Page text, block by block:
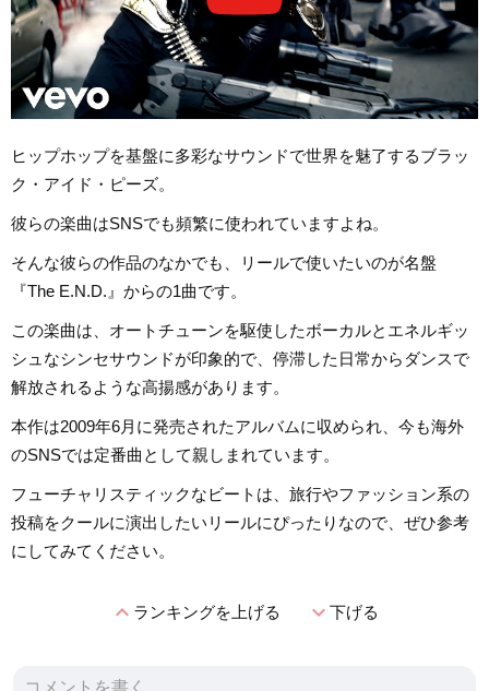
ヒップホップを基盤に多彩なサウンドで世界を魅了するブラッ
ク・アイド・ピーズ。
彼らの楽曲はSNSでも頻繁に使われていますよね。
そんな彼らの作品のなかでも、リールで使いたいのが名盤
『The E.N.D.』からの1曲です。
この楽曲は、オートチューンを駆使したボーカルとエネルギッ
シュなシンセサウンドが印象的で、停滞した日常からダンスで
解放されるような高揚感があります。
本作は2009年6月に発売されたアルバムに収められ、今も海外
のSNSでは定番曲として親しまれています。
フューチャリスティックなビートは、旅行やファッション系の
投稿をクールに演出したいリールにぴったりなので、ぜひ参考
にしてみてください。
expand_lessランキングを上げる expand_more下げる